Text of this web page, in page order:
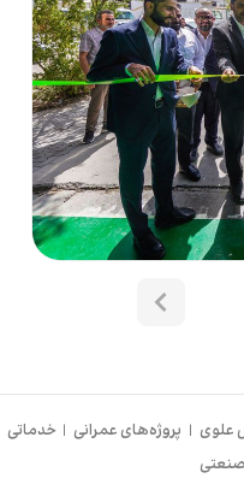
علوی | پروژه‌های عمرانی | خدماتی